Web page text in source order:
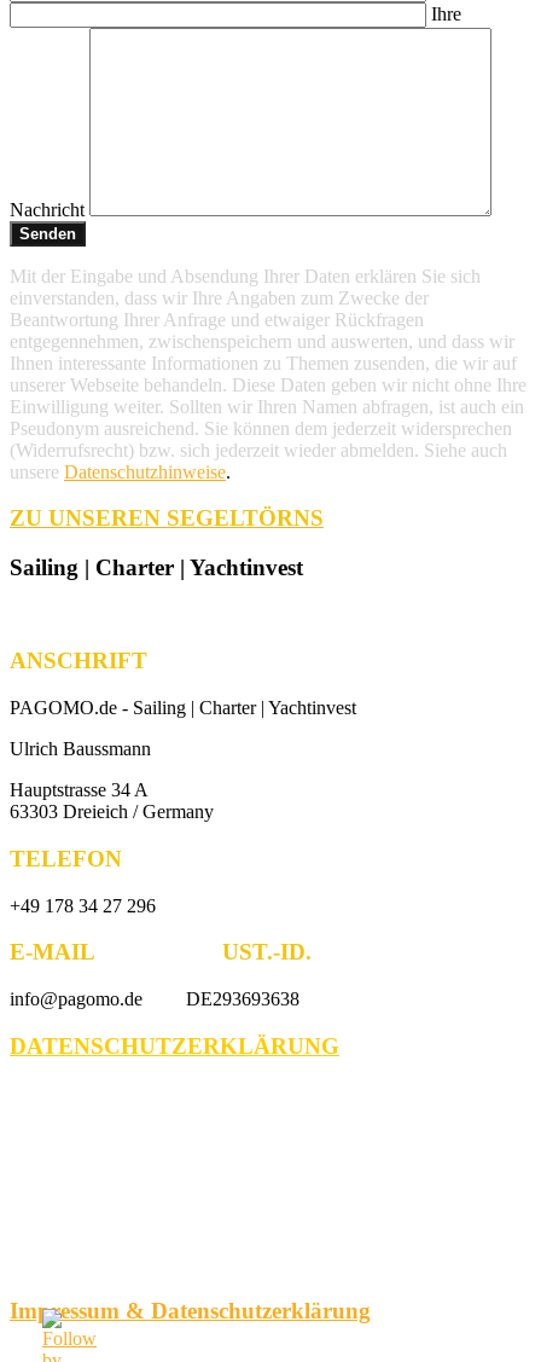
Ihre
Nachricht
Mit der Eingabe und Absendung Ihrer Daten erklären Sie sich
einverstanden, dass wir Ihre Angaben zum Zwecke der
Beantwortung Ihrer Anfrage und etwaiger Rückfragen
entgegennehmen, zwischenspeichern und auswerten, und dass wir
Ihnen interessante Informationen zu Themen zusenden, die wir auf
unserer Webseite behandeln. Diese Daten geben wir nicht ohne Ihre
Einwilligung weiter. Sollten wir Ihren Namen abfragen, ist auch ein
Pseudonym ausreichend. Sie können dem jederzeit widersprechen
(Widerrufsrecht) bzw. sich jederzeit wieder abmelden. Siehe auch
unsere Datenschutzhinweise.
ZU UNSEREN SEGELTÖRNS
Sailing | Charter | Yachtinvest
ANSCHRIFT
PAGOMO.de - Sailing | Charter | Yachtinvest
Ulrich Baussmann
Hauptstrasse 34 A
63303 Dreieich / Germany
TELEFON
+49 178 34 27 296
E-MAIL UST.-ID.
info@pagomo.de DE293693638
DATENSCHUTZERKLÄRUNG
Impressum & Datenschutzerklärung